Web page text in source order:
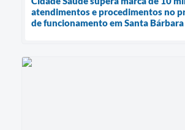
atendimentos e procedimentos no
de funcionamento em Santa Bárbara